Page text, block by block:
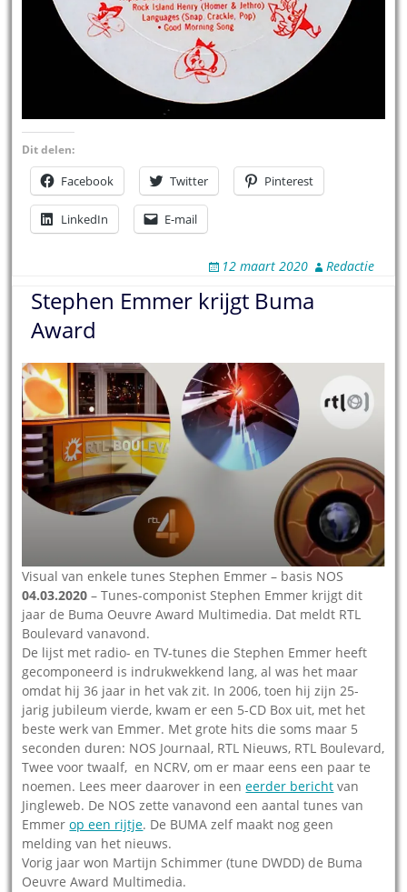
Dit delen:
Facebook Twitter Pinterest
LinkedIn E-mail
12 maart 2020 Redactie
Stephen Emmer krijgt Buma
Award
Visual van enkele tunes Stephen Emmer – basis NOS
04.03.2020 – Tunes-componist Stephen Emmer krijgt dit
jaar de Buma Oeuvre Award Multimedia. Dat meldt RTL
Boulevard vanavond.
De lijst met radio- en TV-tunes die Stephen Emmer heeft
gecomponeerd is indrukwekkend lang, al was het maar
omdat hij 36 jaar in het vak zit. In 2006, toen hij zijn 25-
jarig jubileum vierde, kwam er een 5-CD Box uit, met het
beste werk van Emmer. Met grote hits die soms maar 5
seconden duren: NOS Journaal, RTL Nieuws, RTL Boulevard,
Twee voor twaalf, en NCRV, om er maar eens een paar te
noemen. Lees meer daarover in eeneerder bericht van
Jingleweb. De NOS zette vanavond een aantal tunes van
Emmerop een rijtje. De BUMA zelf maakt nog geen
melding van het nieuws.
Vorig jaar won Martijn Schimmer (tune DWDD) de Buma
Oeuvre Award Multimedia.